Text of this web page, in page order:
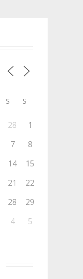
S S
28
1
7
8
14
15
21
22
28
29
4 5